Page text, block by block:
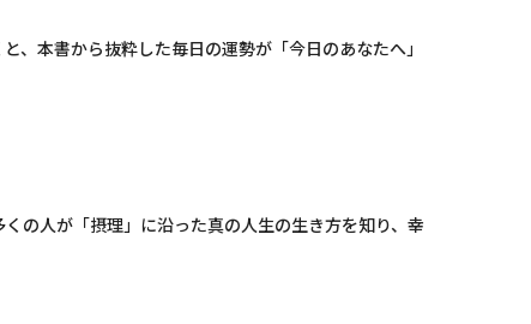
本書から抜粋した毎日の運勢が「今日のあなたへ」
の人が「摂理」に沿った真の人生の生き方を知り、幸